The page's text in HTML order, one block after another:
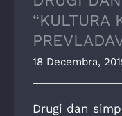
“KULTURA
18 Decembra,
Drugi dan